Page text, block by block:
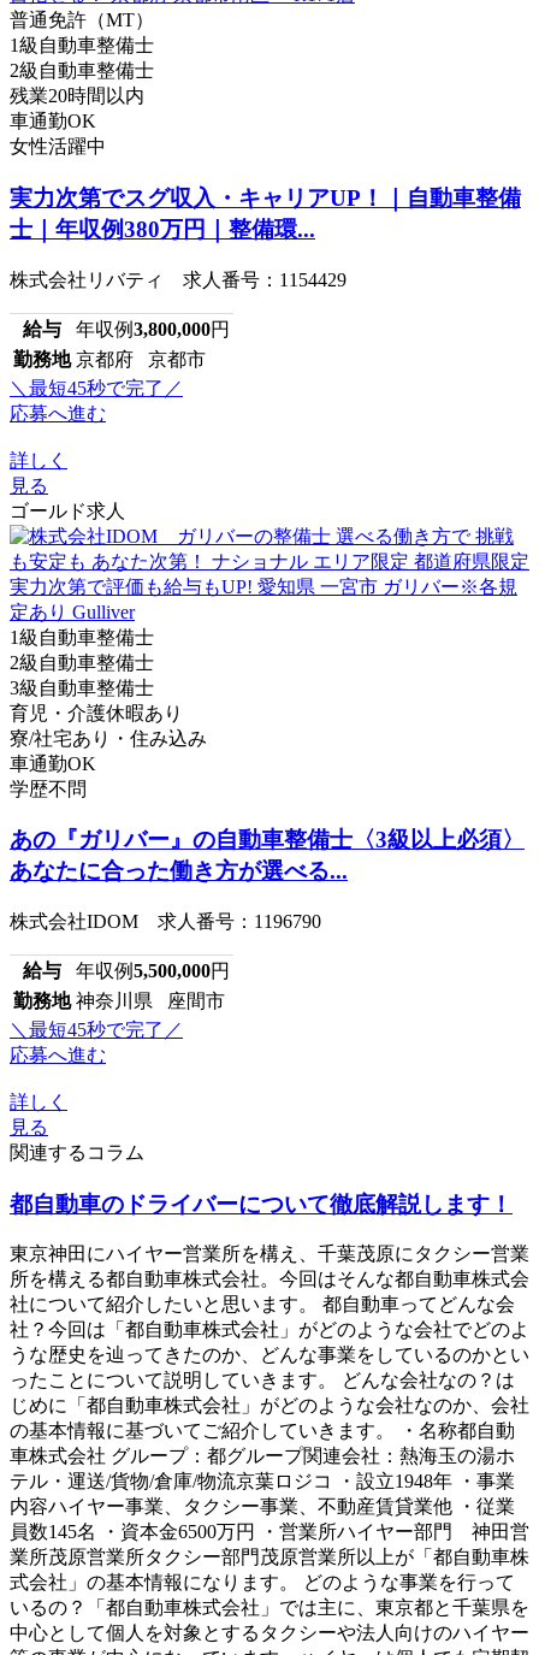
普通免許（MT）
1級自動車整備士
2級自動車整備士
残業20時間以内
車通勤OK
女性活躍中
実力次第でスグ収入・キャリアUP！｜自動車整備
士｜年収例380万円｜整備環...
株式会社リバティ 求人番号：1154429
給与 年収例3,800,000円
勤務地 京都府 京都市
＼最短45秒で完了／
応募へ進む
詳しく
見る
ゴールド求人
1級自動車整備士
2級自動車整備士
3級自動車整備士
育児・介護休暇あり
寮/社宅あり・住み込み
車通勤OK
学歴不問
あの『ガリバー』の自動車整備士〈3級以上必須〉
あなたに合った働き方が選べる...
株式会社IDOM 求人番号：1196790
給与 年収例5,500,000円
勤務地 神奈川県 座間市
＼最短45秒で完了／
応募へ進む
詳しく
見る
関連するコラム
都自動車のドライバーについて徹底解説します！
東京神田にハイヤー営業所を構え、千葉茂原にタクシー営業
所を構える都自動車株式会社。今回はそんな都自動車株式会
社について紹介したいと思います。 都自動車ってどんな会
社？今回は「都自動車株式会社」がどのような会社でどのよ
うな歴史を辿ってきたのか、どんな事業をしているのかとい
ったことについて説明していきます。 どんな会社なの？は
じめに「都自動車株式会社」がどのような会社なのか、会社
の基本情報に基づいてご紹介していきます。 ・名称都自動
車株式会社 グループ：都グループ関連会社：熱海玉の湯ホ
テル・運送/貨物/倉庫/物流京葉ロジコ ・設立1948年 ・事業
内容ハイヤー事業、タクシー事業、不動産賃貸業他 ・従業
員数145名 ・資本金6500万円 ・営業所ハイヤー部門 神田営
業所茂原営業所タクシー部門茂原営業所以上が「都自動車株
式会社」の基本情報になります。 どのような事業を行って
いるの？「都自動車株式会社」では主に、東京都と千葉県を
中心として個人を対象とするタクシーや法人向けのハイヤー